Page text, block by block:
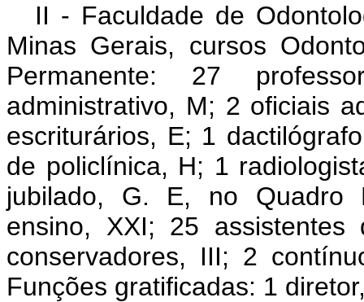
II - Faculdade de
Minas Gerais, cursos
Permanente: 27
administrativo, M; 2 oficiais
escriturários, E; 1
de policlínica, H; 1
jubilado, G. E, no Quadro
ensino, XXI; 25
conservadores, III; 2
Funções gratificadas: 1